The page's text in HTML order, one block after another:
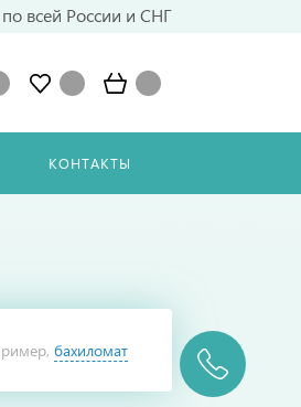
всей России и СНГ
КОНТАКТЫ
бахиломат